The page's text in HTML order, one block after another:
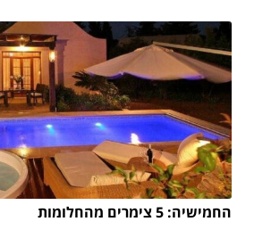
החמישיה: 5 צימרים מהחלומות